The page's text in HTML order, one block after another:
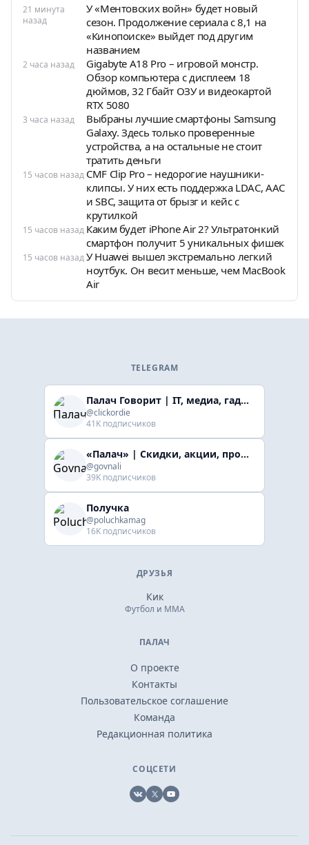
21 минута
назад
У «Ментовских войн» будет новый
сезон. Продолжение сериала с 8,1 на
«Кинопоиске» выйдет под другим
названием
2 часа назад
Gigabyte A18 Pro – игровой монстр.
Обзор компьютера с дисплеем 18
дюймов, 32 Гбайт ОЗУ и видеокартой
RTX 5080
3 часа назад
Выбраны лучшие смартфоны Samsung
Galaxy. Здесь только проверенные
устройства, а на остальные не стоит
тратить деньги
15 часов назад CMF Clip Pro – недорогие наушники-
клипсы. У них есть поддержка LDAC, AAC
и SBC, защита от брызг и кейс с
крутилкой
15 часов назад Каким будет iPhone Air 2? Ультратонкий
смартфон получит 5 уникальных фишек
15 часов назадУ Huawei вышел экстремально легкий
ноутбук. Он весит меньше, чем MacBook
Air
TELEGRAM
Палач Говорит | IT, медиа, гaджеты, скидки
@clickordie
41K подписчиков
«Палач» | Скидки, акции, промокоды
@govnali
39K подписчиков
Получка
@poluchkamag
16K подписчиков
ДРУЗЬЯ
Кик
Футбол и ММА
ПАЛАЧ
О проекте
Контакты
Пользовательское соглашение
Команда
Редакционная политика
СОЦСЕТИ
VK X YouTube